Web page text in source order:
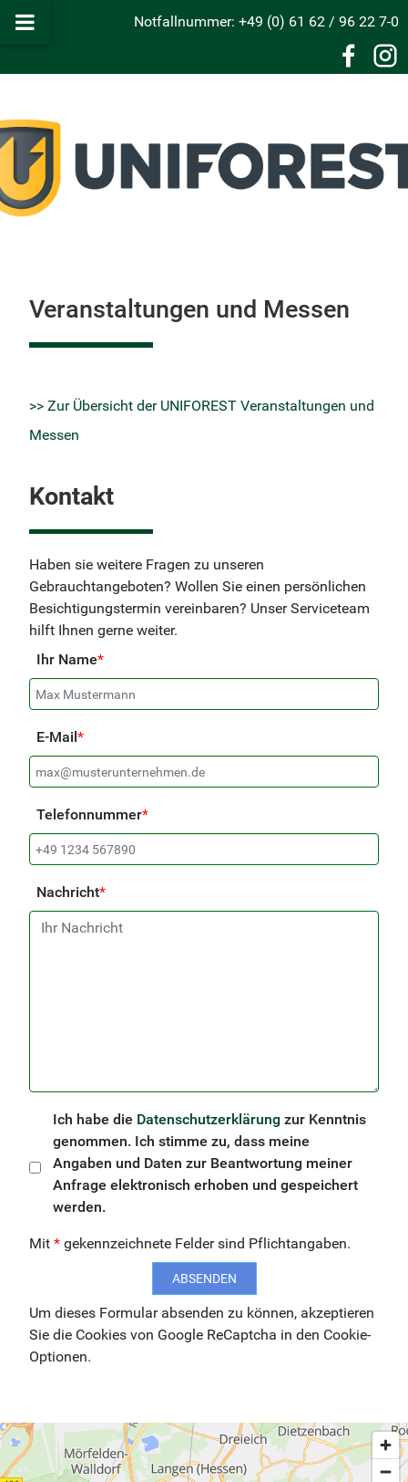
Notfallnummer: +49 (0) 61 62 / 96 22 7-0
Veranstaltungen und Messen
>> Zur Übersicht der UNIFOREST Veranstaltungen und
Messen
Kontakt
Haben sie weitere Fragen zu unseren
Gebrauchtangeboten? Wollen Sie einen persönlichen
Besichtigungstermin vereinbaren? Unser Serviceteam
hilft Ihnen gerne weiter.
Ihr Name*
E-Mail*
Telefonnummer*
Nachricht*
Ich habe die Datenschutzerklärung zur Kenntnis
genommen. Ich stimme zu, dass meine
Angaben und Daten zur Beantwortung meiner
Anfrage elektronisch erhoben und gespeichert
werden.
Mit * gekennzeichnete Felder sind Pflichtangaben.
ABSENDEN
Um dieses Formular absenden zu können, akzeptieren
Sie die Cookies von Google ReCaptcha in den Cookie-
Optionen.